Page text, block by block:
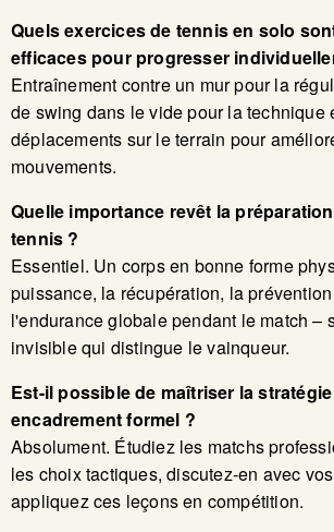
Quels exercices de tennis en solo
efficaces pour progresser
Entraînement contre un mur pour la
de swing dans le vide pour la technique
déplacements sur le terrain pour
mouvements.
Quelle importance revêt la
tennis ?
Essentiel. Un corps en bonne forme
puissance, la récupération, la
l'endurance globale pendant le match –
invisible qui distingue le vainqueur.
Est-il possible de maîtriser la
encadrement formel ?
Absolument. Étudiez les matchs
les choix tactiques, discutez-en avec
appliquez ces leçons en compétition.